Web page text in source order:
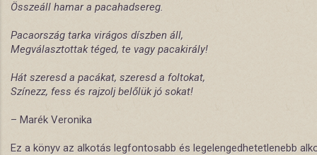
Összeáll hamar a pacahadsereg.
Pacaország tarka virágos díszben áll,
Megválasztottak téged, te vagy pacakirály!
Hát szeresd a pacákat, szeresd a foltokat,
Színezz, fess és rajzolj belőlük jó sokat!
– Marék Veronika
Ez a könyv az alkotás legfontosabb és legelengedhetetlenebb